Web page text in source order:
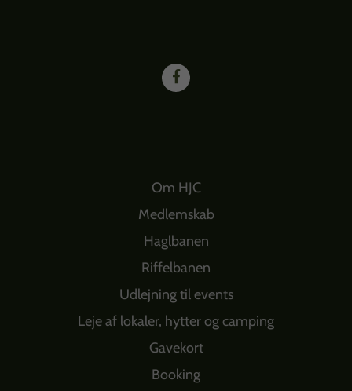
Om HJC
Medlemskab
Haglbanen
Riffelbanen
Udlejning til events
Leje af lokaler, hytter og camping
Gavekort
Booking